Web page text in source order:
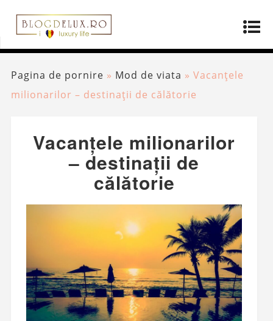
Pagina de pornire » Mod de viata » Vacanțele
milionarilor – destinații de călătorie
Vacanțele milionarilor
– destinații de
călătorie